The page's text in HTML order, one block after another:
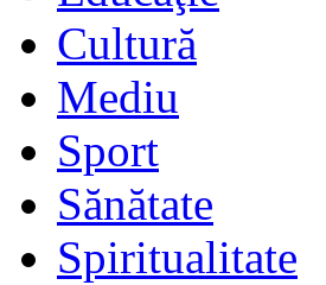
Cultură
Mediu
Sport
Sănătate
Spiritualitate